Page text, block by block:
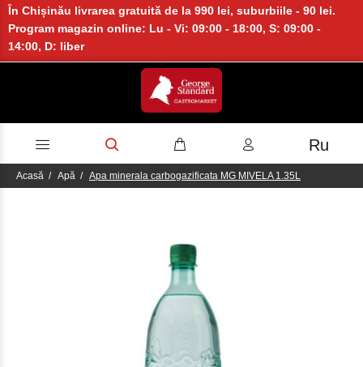
În Chișinău livrarea gratuită de la 990 lei, suburbiile - 90 lei.
Program magazin online: Lu - Vi: 09:00 - 18:00, S: 09:00 -
14:00, D: liber
Ru
Acasă Apă Apa minerala carbogazificata MG MIVELA 1.35L